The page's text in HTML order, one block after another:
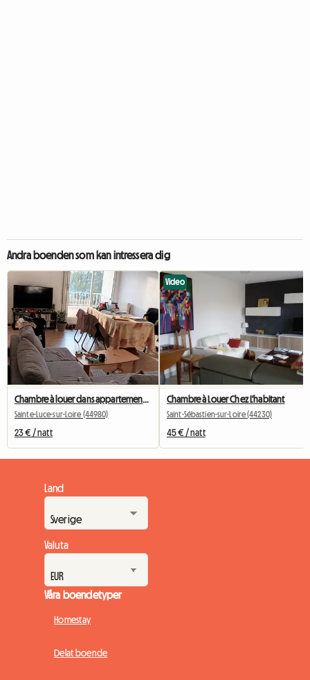
Andra boenden som kan intressera dig
Sainte-Luce-sur-Loire (44980)
23 € / natt
Video
Chambre à Louer Chez L'habitant
Saint-Sébastien-sur-Loire (44230)
45 € / natt
Land
Valuta
Våra boendetyper
Homestay
Delat boende